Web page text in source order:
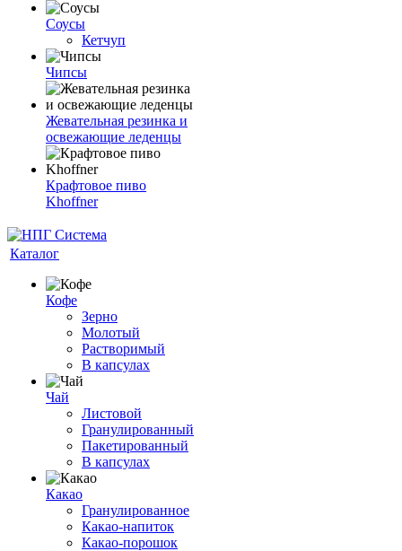
Соусы
Кетчуп
Чипсы
Жевательная резинка и
освежающие леденцы
Крафтовое пиво
Khoffner
Каталог
Кофе
Зерно
Молотый
Растворимый
В капсулах
Чай
Листовой
Гранулированный
Пакетированный
В капсулах
Какао
Гранулированное
Какао-напиток
Какао-порошок